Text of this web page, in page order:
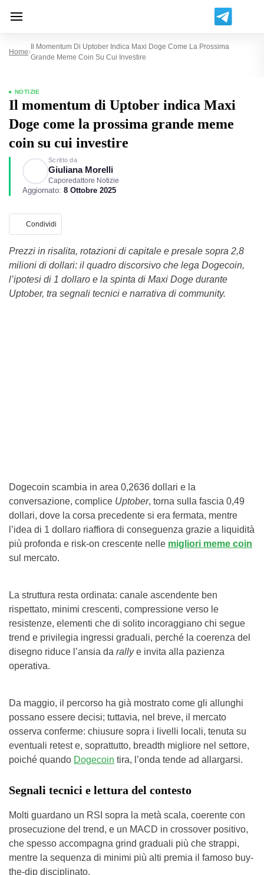
Home
Il Momentum Di Uptober Indica Maxi Doge Come La Prossima
Grande Meme Coin Su Cui Investire
NOTIZIE
Il momentum di Uptober indica Maxi
Doge come la prossima grande meme
coin su cui investire
Scritto da
Giuliana Morelli
Caporedattore Notizie
Aggiornato: 8 Ottobre 2025
Condividi
Prezzi in risalita, rotazioni di capitale e presale sopra 2,8
milioni di dollari: il quadro discorsivo che lega Dogecoin,
l’ipotesi di 1 dollaro e la spinta di Maxi Doge durante
Uptober, tra segnali tecnici e narrativa di community.
Dogecoin scambia in area 0,2636 dollari e la
conversazione, complice Uptober, torna sulla fascia 0,49
dollari, dove la corsa precedente si era fermata, mentre
l’idea di 1 dollaro riaffiora di conseguenza grazie a liquidità
più profonda e risk-on crescente nelle migliori meme coin
sul mercato.
La struttura resta ordinata: canale ascendente ben
rispettato, minimi crescenti, compressione verso le
resistenze, elementi che di solito incoraggiano chi segue
trend e privilegia ingressi graduali, perché la coerenza del
disegno riduce l’ansia da rallye invita alla pazienza
operativa.
Da maggio, il percorso ha già mostrato come gli allunghi
possano essere decisi; tuttavia, nel breve, il mercato
osserva conferme: chiusure sopra i livelli locali, tenuta su
eventuali retest e, soprattutto, breadth migliore nel settore,
poiché quando Dogecoin tira, l’onda tende ad allargarsi.
Segnali tecnici e lettura del contesto
Molti guardano un RSI sopra la metà scala, coerente con
prosecuzione del trend, e un MACD in crossover positivo,
che spesso accompagna grind graduali più che strappi,
mentre la sequenza di minimi più alti premia il famoso buy-
the-dip disciplinato.